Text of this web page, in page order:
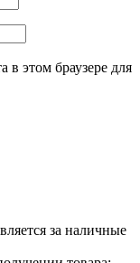
в этом браузере для
за наличные